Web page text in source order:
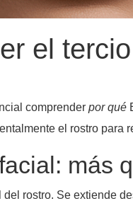
el
comprender por qué
el rostro para
más
rostro. Se extiende